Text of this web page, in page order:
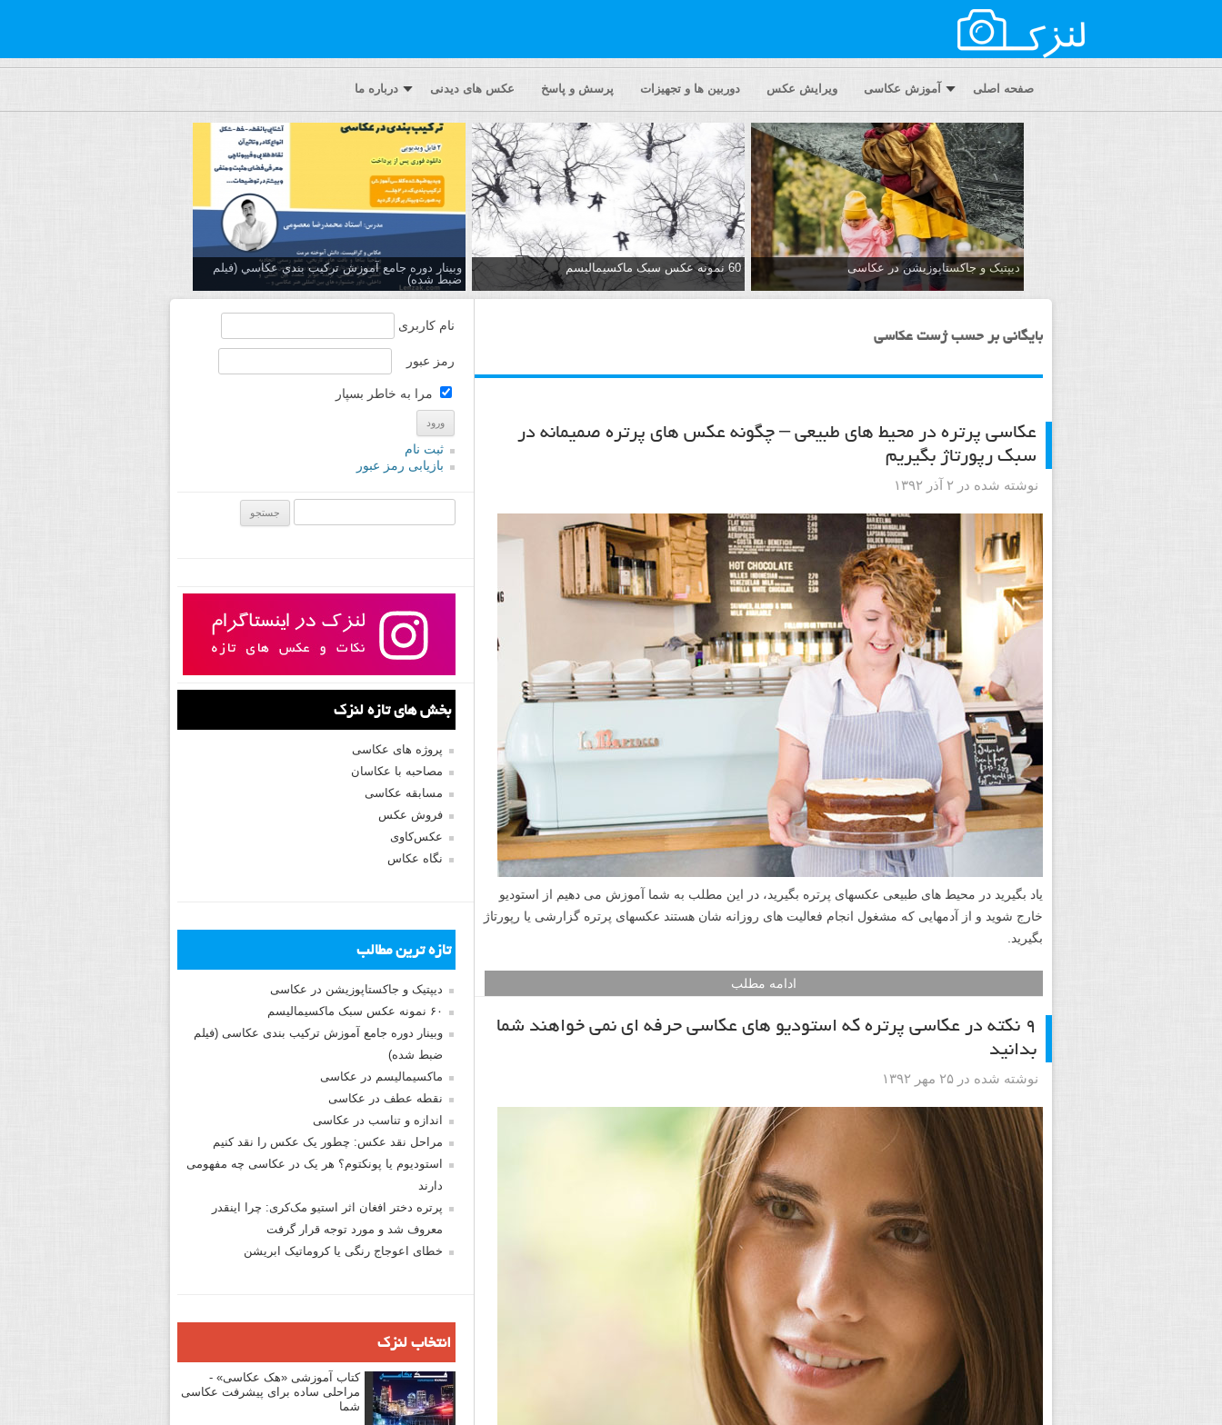
صفحه اصلی آموزش عکاسی ویرایش عکس دوربین ها و تجهیزات پرسش و پاسخ عکس های دیدنی درباره ما
دیپتیک و جاکستا‌پوزیشن در عکاسی 60 نمونه عکس سبک ماکسیمالیسم
وبینار دوره جامع آموزش تركيب بندي عكاسي (فیلم
ضبط شده)
بایگانی بر حسب ژست عکاسی
عکاسی پرتره در محیط های طبیعی – چگونه عکس های پرتره صمیمانه در
سبک رپورتاژ بگیریم
نوشته شده در ۲ آذر ۱۳۹۲
یاد بگیرید در محیط های طبیعی عکسهای پرتره بگیرید، در این مطلب به شما آموزش می دهیم از استودیو
خارج شوید و از آدمهایی که مشغول انجام فعالیت های روزانه شان هستند عکسهای پرتره گزارشی یا رپورتاژ
بگیرید.
ادامه مطلب
۹ نکته در عکاسی پرتره که استودیو های عکاسی حرفه ای نمی خواهند شما
بدانید
نوشته شده در ۲۵ مهر ۱۳۹۲
نام کاربری
رمز عبور
مرا به خاطر بسپار
ثبت نام
بازیابی رمز عبور
بخش های تازه لنزک
پروژه های عکاسی
مصاحبه با عکاسان
مسابقه عکاسی
فروش عکس
عکس‌کاوی
نگاه عکاس
تازه ترین مطالب
دیپتیک و جاکستا‌پوزیشن در عکاسی
۶۰ نمونه عکس سبک ماکسیمالیسم
وبینار دوره جامع آموزش ترکیب بندی عکاسی (فیلم
ضبط شده)
ماکسیمالیسم در عکاسی
نقطه عطف در عکاسی
اندازه و تناسب در عکاسی
مراحل نقد عکس: چطور یک عکس را نقد کنیم
استودیوم یا پونکتوم؟ هر یک در عکاسی چه مفهومی
دارند
پرتره دختر افغان اثر استیو مک‌کری: چرا اینقدر
معروف شد و مورد توجه قرار گرفت
خطای اعوجاج رنگی یا کروماتیک ابریشن
انتخاب لنزک
کتاب آموزشی «هک عکاسی» -
مراحلی ساده برای پیشرفت عکاسی
شما